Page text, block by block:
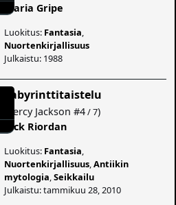
Maria Gripe
Luokitus: Fantasia
Nuortenkirjallisuus
Julkaistu: 1988
Labyrinttitaistelu
Percy Jackson #4/ 7)
Rick Riordan
Luokitus: Fantasia
Nuortenkirjallisuus ,Antiikin
mytologia ,Seikkailu
Julkaistu: tammikuu 28, 2010